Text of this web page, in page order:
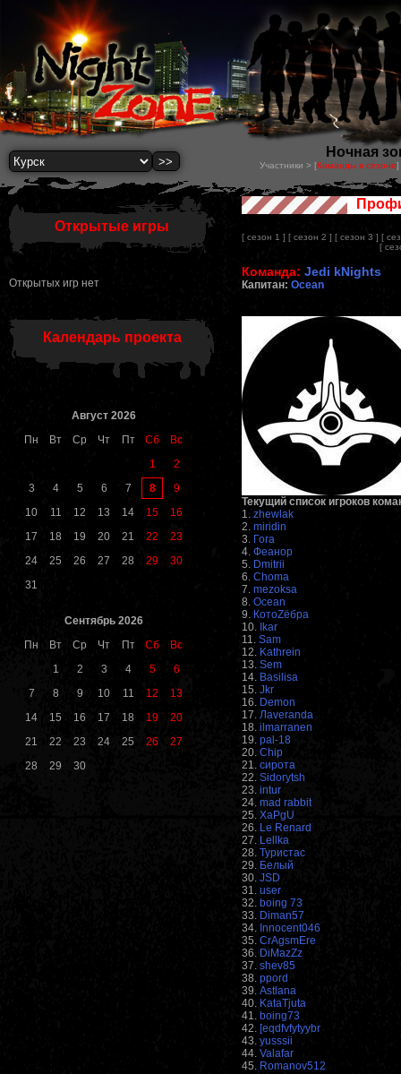
Ночная
Участники > [Команды в сезоне]
Открытые игры
Открытых игр нет
Календарь проекта
Август 2026
Пн
Вт Ср Чт Пт Сб
Вс
1
2
3
4 5 6 7 8
9
10
11 12 13 14 15
16
17
18 19 20 21 22
23
24
25 26 27 28 29
30
31
Сентябрь 2026
Пн
Вт Ср Чт Пт Сб
Вс
1
2 3 4 5
6
7
8 9 10 11 12
13
14
15 16 17 18 19
20
21
22 23 24 25 26
27
28
29 30
[ сезон 1 ] [ сезон 2 ] [ сезон 3 ] [
[
Команда: Jedi kNights
Капитан: Ocean
Текущий список игроков
1. zhewlak
2. miridin
3. Гога
4. Феанор
5. Dmitrii
6. Choma
7. mezoksa
8. Ocean
9. КотоZёбра
10. Ikar
11. Sam
12. Kathrein
13. Sem
14. Basilisa
15. Jkr
16. Demon
17. Лaveranda
18. ilmarranen
19. pal-18
20. Chip
21. сирота
22. Sidorytsh
23. intur
24. mad rabbit
25. XaPgU
26. Le Renard
27. Lellka
28. Туристас
29. Белый
30. JSD
31. user
32. boing 73
33. Diman57
34. Innocent046
35. CrAgsmEre
36. DiMazZz
37. shev85
38. ppord
39. Astlana
40. KataTjuta
41. boing73
42. [eqdfvfytyybr
43. yusssii
44. Valafar
45. Romanov512